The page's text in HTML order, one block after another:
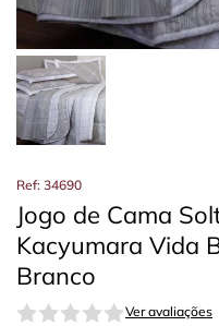
Ref: 34690
Jogo de Cama
Kacyumara Vida
Branco
Ver avaliações